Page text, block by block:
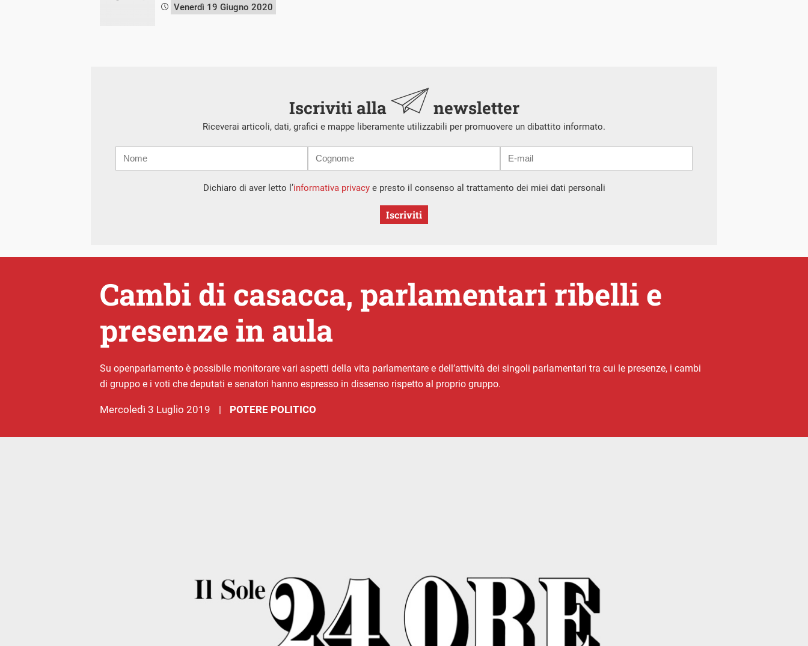
Venerdì 19 Giugno 2020
Iscriviti alla newsletter
Riceverai articoli, dati, grafici e mappe liberamente utilizzabili per promuovere un dibattito informato.
mail
Dichiaro di aver letto l’informativa privacye presto il consenso al trattamento dei miei dati personali
Iscriviti
Cambi di casacca, parlamentari ribelli e
presenze in aula
Su openparlamento è possibile monitorare vari aspetti della vita parlamentare e dell’attività dei singoli parlamentari tra cui le presenze, i cambi
di gruppo e i voti che deputati e senatori hanno espresso in dissenso rispetto al proprio gruppo.
mercoledì 3 Luglio 2019 | POTERE POLITICO